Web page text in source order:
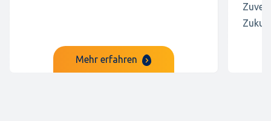
Mehr erfahren